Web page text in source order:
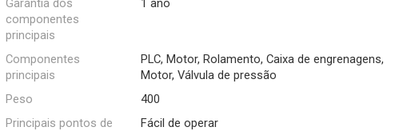
Garantia dos
componentes
principais
1 ano
Componentes
principais
PLC, Motor, Rolamento, Caixa de engrenagens,
Motor, Válvula de pressão
Peso
400
Principais pontos de
Fácil de operar